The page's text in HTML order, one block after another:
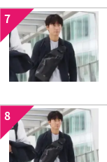
7
8